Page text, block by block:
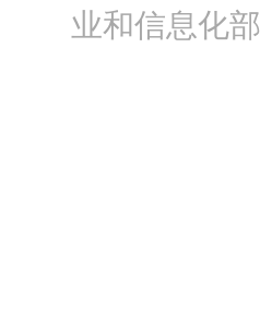
业和信息化部